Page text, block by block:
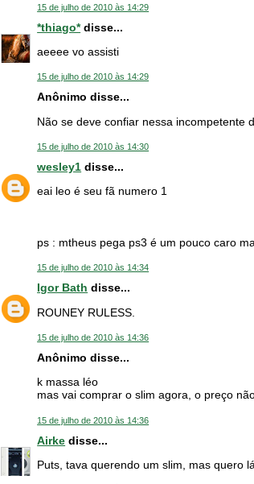
15 de julho de 2010 às 14:29
*thiago*disse...
aeeee vo assisti
15 de julho de 2010 às 14:29
Anônimo disse...
Não se deve confiar nessa incompetente
15 de julho de 2010 às 14:30
wesley1 disse...
eai leo é seu fã numero 1
ps : mtheus pega ps3 é um pouco caro
15 de julho de 2010 às 14:34
Igor Bath disse...
ROUNEY RULESS.
15 de julho de 2010 às 14:36
Anônimo disse...
k massa léo
mas vai comprar o slim agora, o preço
15 de julho de 2010 às 14:36
Airke disse...
Puts, tava querendo um slim, mas quero